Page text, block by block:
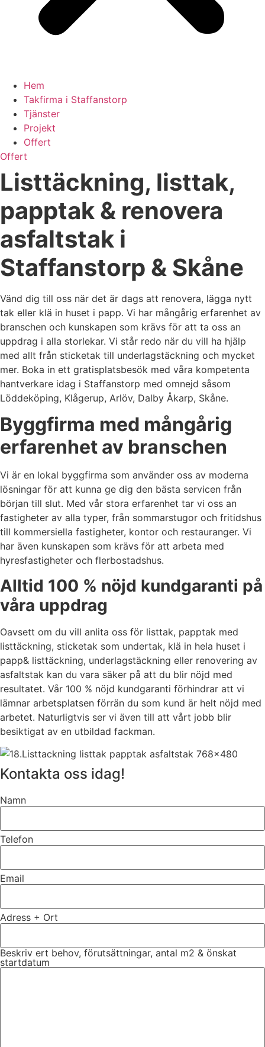
Hem
Takfirma i Staffanstorp
Tjänster
Projekt
Offert
Offert
Listtäckning, listtak,
papptak & renovera
asfaltstak i
Staffanstorp & Skåne
Vänd dig till oss när det är dags att renovera, lägga nytt
tak eller klä in huset i papp. Vi har mångårig erfarenhet av
branschen och kunskapen som krävs för att ta oss an
uppdrag i alla storlekar. Vi står redo när du vill ha hjälp
med allt från sticketak till underlagstäckning och mycket
mer. Boka in ett gratisplatsbesök med våra kompetenta
hantverkare idag i Staffanstorp med omnejd såsom
Löddeköping, Klågerup, Arlöv, Dalby Åkarp, Skåne.
Byggfirma med mångårig
erfarenhet av branschen
Vi är en lokal byggfirma som använder oss av moderna
lösningar för att kunna ge dig den bästa servicen från
början till slut. Med vår stora erfarenhet tar vi oss an
fastigheter av alla typer, från sommarstugor och fritidshus
till kommersiella fastigheter, kontor och restauranger. Vi
har även kunskapen som krävs för att arbeta med
hyresfastigheter och flerbostadshus.
Alltid 100 % nöjd kundgaranti på
våra uppdrag
Oavsett om du vill anlita oss för listtak, papptak med
listtäckning, sticketak som undertak, klä in hela huset i
papp& listtäckning, underlagstäckning eller renovering av
asfaltstak kan du vara säker på att du blir nöjd med
resultatet. Vår 100 % nöjd kundgaranti förhindrar att vi
lämnar arbetsplatsen förrän du som kund är helt nöjd med
arbetet. Naturligtvis ser vi även till att vårt jobb blir
besiktigat av en utbildad fackman.
Kontakta oss idag!
Namn
Telefon
Email
Adress + Ort
Beskriv ert behov, förutsättningar, antal m2 & önskat
startdatum